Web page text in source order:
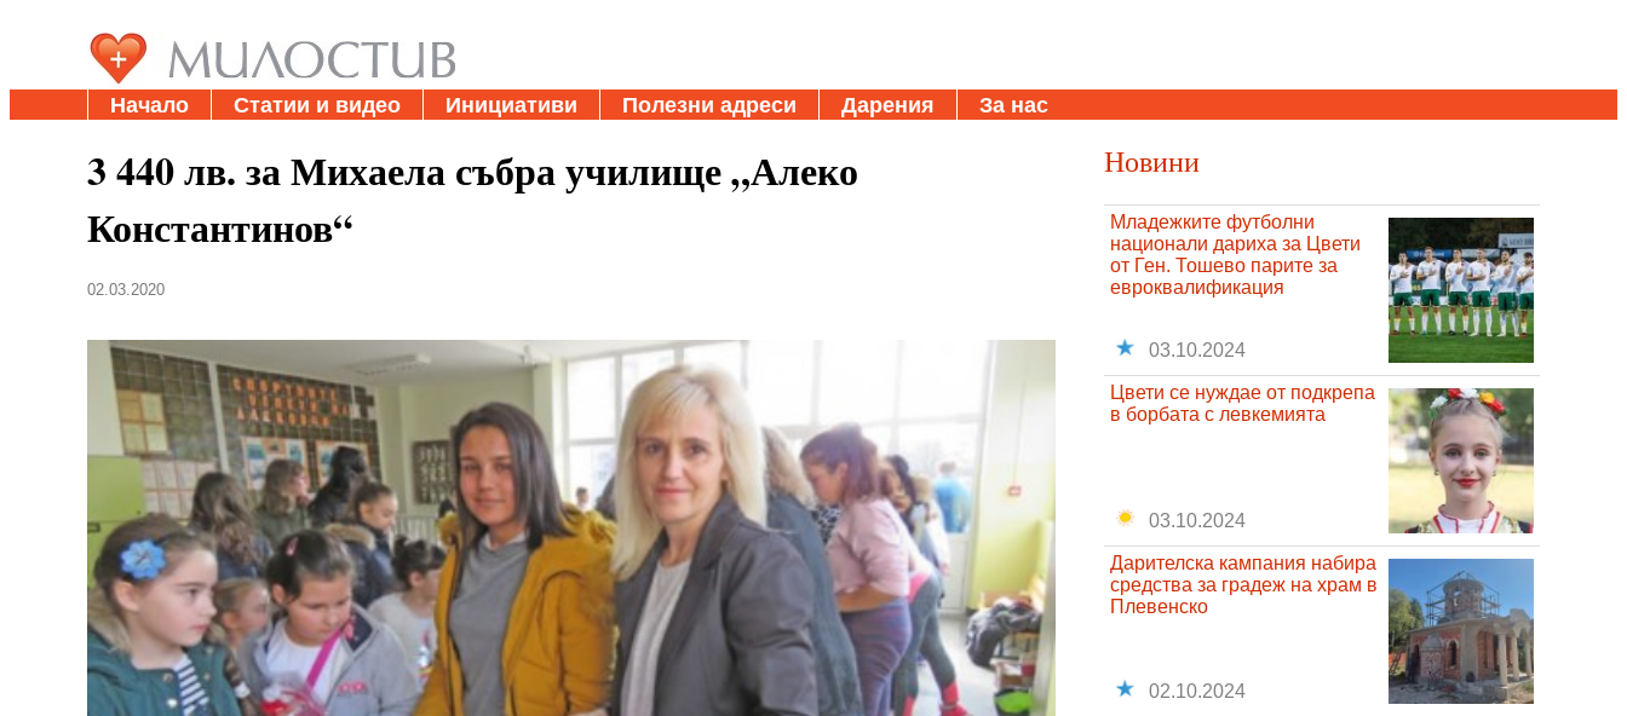
Начало Статии и видео Инициативи Полезни адреси Дарения За нас
3 440 лв. за Михаела събра училище „Алеко
Константинов“
02.03.2020
Новини
Младежките футболни
национали дариха за Цвети
от Ген. Тошево парите за
евроквалификация
03.10.2024
Цвети се нуждае от подкрепа
в борбата с левкемията
03.10.2024
Дарителска кампания набира
средства за градеж на храм в
Плевенско
02.10.2024